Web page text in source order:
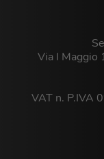
Via I Maggio
VAT n. P.IVA